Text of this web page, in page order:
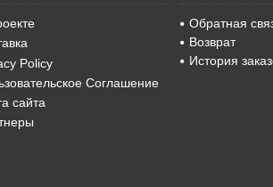
Policy
Соглашение
сайта
Обратная
Возврат
История